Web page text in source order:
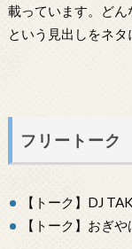
載っています。どん
という見出しをネタ
フリートーク
【トーク】DJ
【トーク】おぎ